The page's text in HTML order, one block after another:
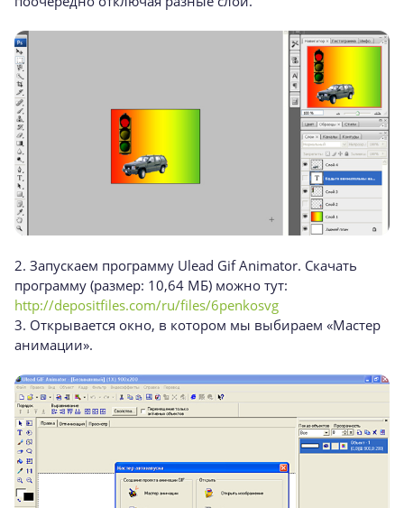
2. Запускаем программу Ulead Gif Animator. Скачать
программу (размер: 10,64 MБ) можно тут:
http://depositfiles.com/ru/files/6penkosvg
3. Открывается окно, в котором мы выбираем «Мастер
анимации».